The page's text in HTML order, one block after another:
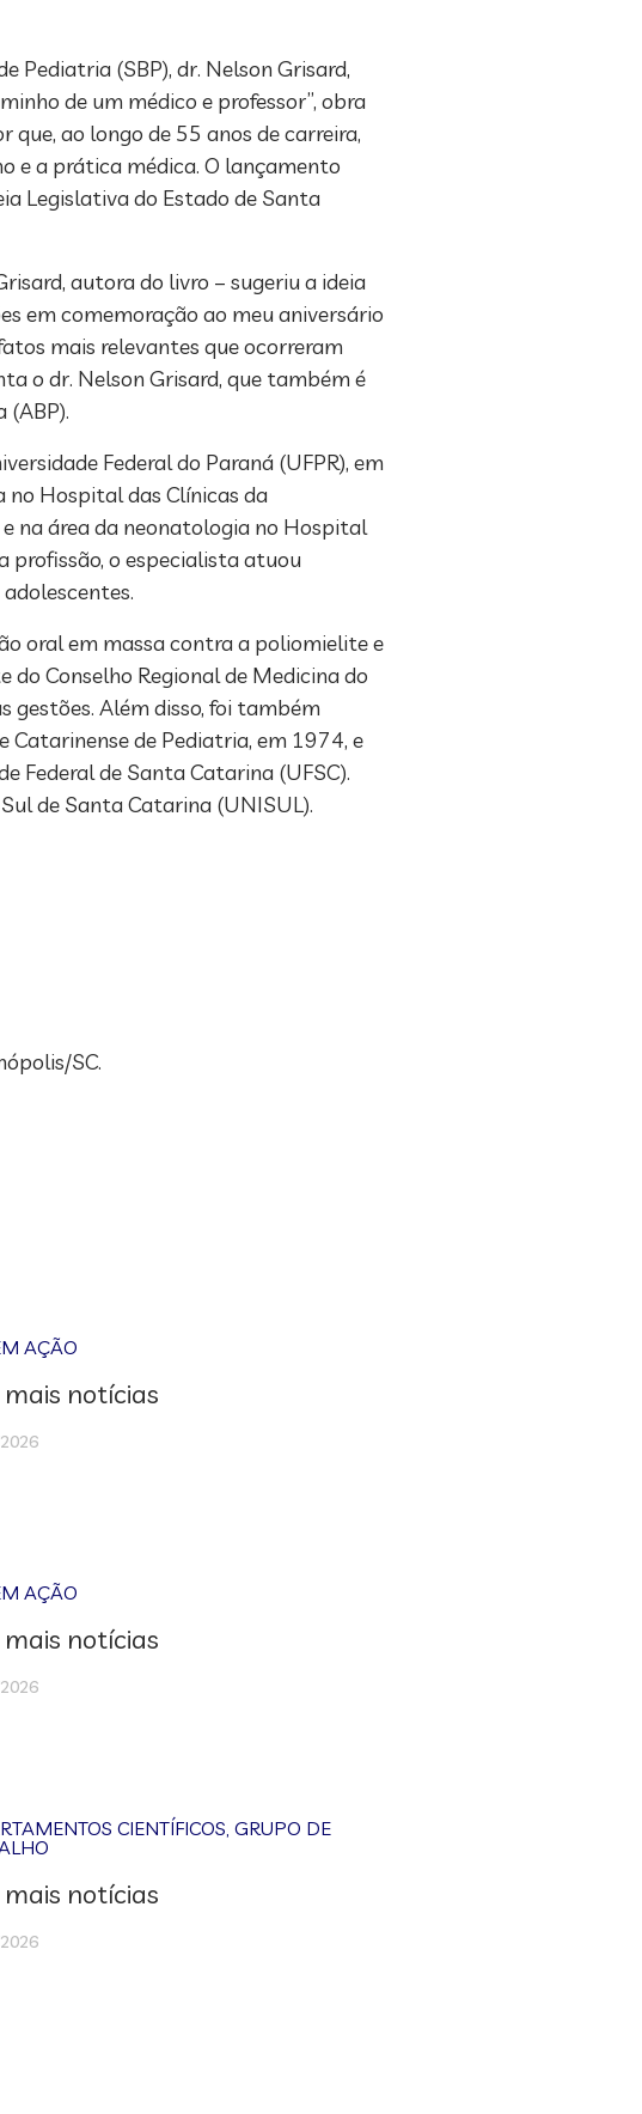
Pediatria (SBP), dr. Nelson Grisard,
de um médico e professor”, obra
ao longo de 55 anos de carreira,
e a prática médica. O lançamento
Legislativa do Estado de Santa
autora do livro – sugeriu a ideia
em comemoração ao meu aniversário
mais relevantes que ocorreram
o dr. Nelson Grisard, que também é
(ABP).
Federal do Paraná (UFPR), em
no Hospital das Clínicas da
na área da neonatologia no Hospital
profissão, o especialista atuou
oral em massa contra a poliomielite e
do Conselho Regional de Medicina do
gestões. Além disso, foi também
Catarinense de Pediatria, em 1974, e
Federal de Santa Catarina (UFSC).
de Santa Catarina (UNISUL).
SC.
AÇÃO
mais notícias
AÇÃO
mais notícias
CIENTÍFICOS,GRUPO DE
mais notícias